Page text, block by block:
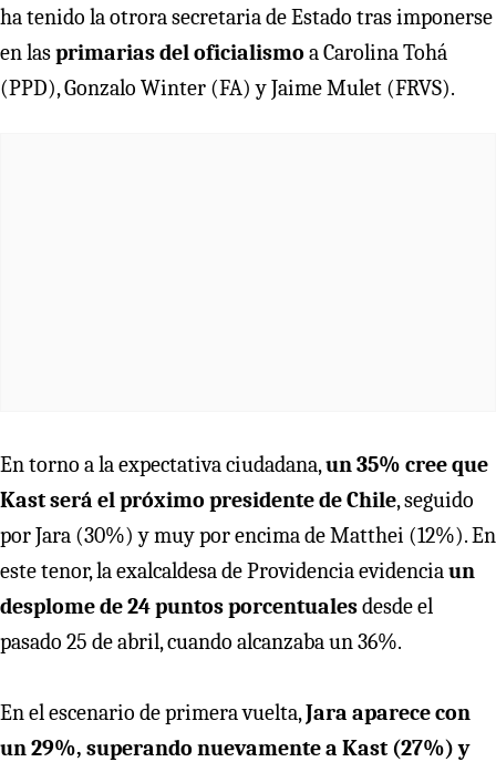
ha tenido la otrora secretaria de Estado tras imponerse
en lasprimarias del oficialismo a Carolina Tohá
(PPD), Gonzalo Winter (FA) y Jaime Mulet (FRVS).
En torno a la expectativa ciudadana,un 35% cree que
Kast será el próximo presidente de Chile, seguido
por Jara (30%) y muy por encima de Matthei (12%). En
este tenor, la exalcaldesa de Providencia evidenciaun
desplome de 24 puntos porcentualesdesde el
pasado 25 de abril, cuando alcanzaba un 36%.
En el escenario de primera vuelta,Jara aparece con
un 29%, superando nuevamente a Kast (27%) y